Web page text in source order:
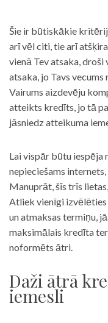
Šie ir būtiskākie
arī vēl citi, tie arī
vienā Tev atsaka,
atsaka, jo Tavs
Vairums aizdevēju
atteikts kredīts, jo tā
jāsniedz atteikuma
Lai vispār būtu
nepieciešams
Manuprāt, šīs trīs
Atliek vienīgi
un atmaksas termiņu,
maksimālais kredīta
noformēts ātri.
Daži ātrā
iemesli